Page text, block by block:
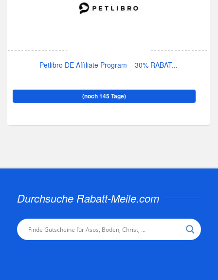
Petlibro DE Affiliate Program – 30% RABAT...
(noch 145 Tage)
Durchsuche Rabatt-Meile.com